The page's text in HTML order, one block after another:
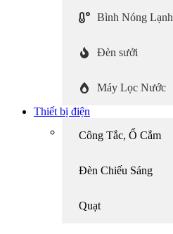
Bình Nóng Lạnh
Đèn sưởi
Máy Lọc Nước
Thiết bị điện
Công Tắc, Ổ Cắm
Đèn Chiếu Sáng
Quạt